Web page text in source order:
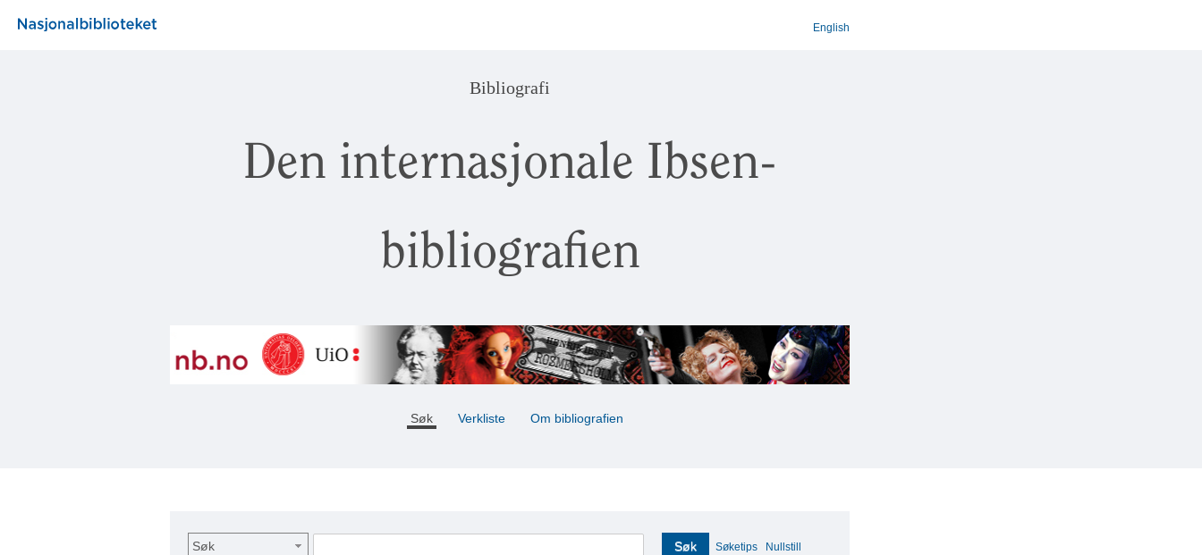
English
Bibliografi
Den internasjonale Ibsen-
bibliografien
Søk Verkliste Om bibliografien
Søk Søk Søketips Nullstill